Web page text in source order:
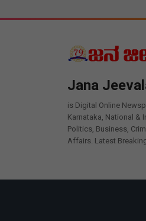
Jana
is Digital Online
Karnataka, National &
Politics, Business,
Affairs. Latest